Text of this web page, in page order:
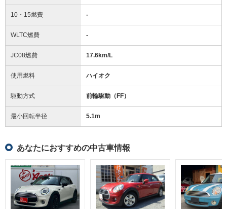
10・15燃費 -
WLTC燃費 -
JC08燃費 17.6km/L
使用燃料 ハイオク
駆動方式 前輪駆動（FF）
最小回転半径 5.1m
あなたにおすすめの中古車情報